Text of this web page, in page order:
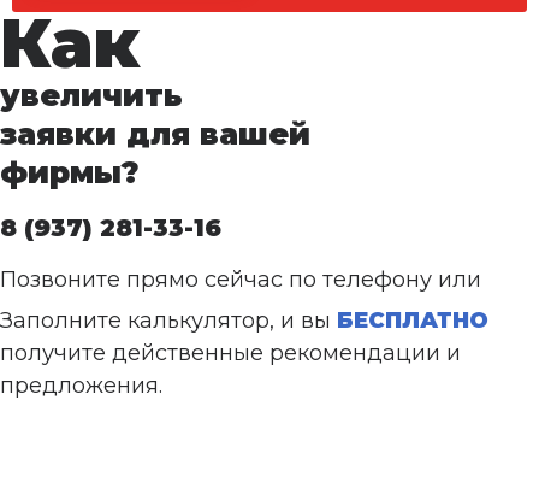
Как
увеличить
заявки для вашей
фирмы?
8 (937) 281-33-16
Позвоните прямо сейчас по телефону или
Заполните калькулятор, и вы БЕСПЛАТНО
получите действенные рекомендации и
предложения.